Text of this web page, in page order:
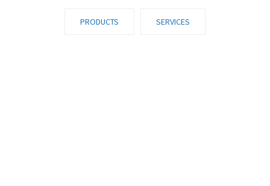
PRODUCTS SERVICES